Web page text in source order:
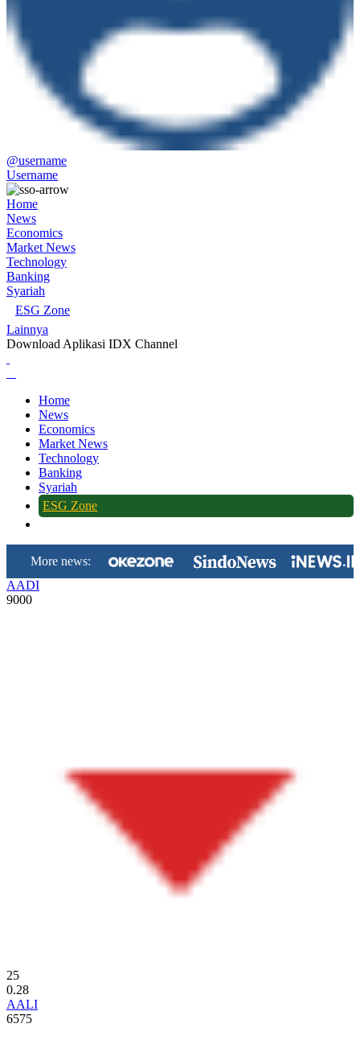
@username
Username
Home
News
Economics
Market News
Technology
Banking
Syariah
ESG Zone
Lainnya
Download Aplikasi IDX Channel
Home
News
Economics
Market News
Technology
Banking
Syariah
ESG Zone
More news:
AADI
9000
25
0.28
AALI
6575